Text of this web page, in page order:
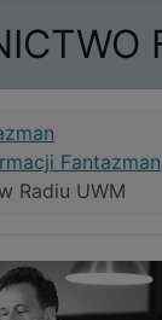
Fantazman
Radiu UWM